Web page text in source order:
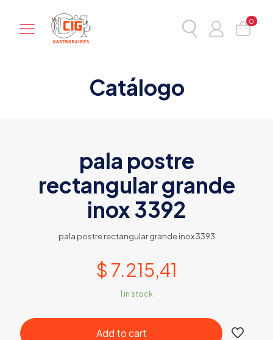
0
Catálogo
pala postre
rectangular grande
inox 3392
pala postre rectangular grande inox 3393
$ 7.215,41
1 in stock
Add to cart